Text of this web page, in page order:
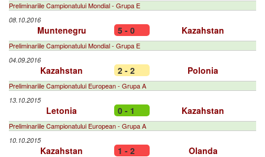
Preliminariile Campionatului Mondial - Grupa E
08.10.2016
Muntenegru 5 - 0 Kazahstan
Preliminariile Campionatului Mondial - Grupa E
04.09.2016
Kazahstan 2 - 2 Polonia
Preliminariile Campionatului European - Grupa A
13.10.2015
Letonia 0 - 1 Kazahstan
Preliminariile Campionatului European - Grupa A
10.10.2015
Kazahstan 1 - 2 Olanda